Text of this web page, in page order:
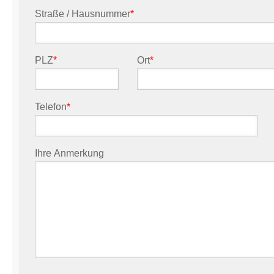
Straße / Hausnummer*
PLZ* Ort*
Telefon*
Ihre Anmerkung